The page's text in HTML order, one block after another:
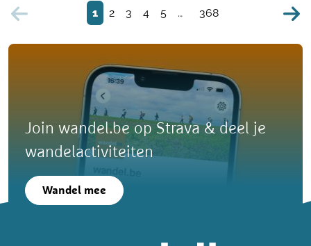
1 2 3 4 5 … 368
Join wandel.be op Strava & deel je
wandelactiviteiten
Wandel mee